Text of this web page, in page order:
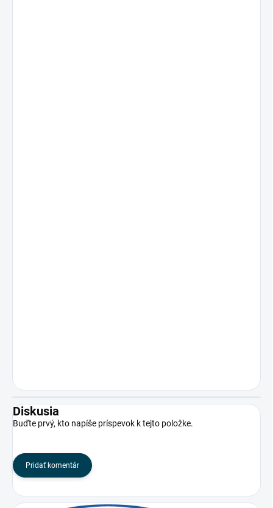
Diskusia
Buďte prvý, kto napíše príspevok k tejto položke.
Pridať komentár